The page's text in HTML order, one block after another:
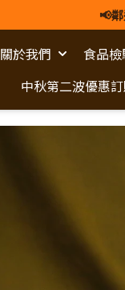
📢
關於我們 食品
中秋第二波優惠